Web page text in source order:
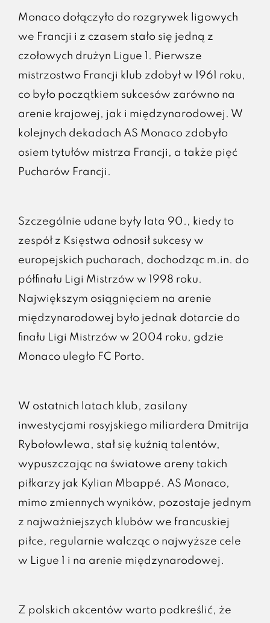
Monaco dołączyło do rozgrywek ligowych
we Francji i z czasem stało się jedną z
czołowych drużyn Ligue 1. Pierwsze
mistrzostwo Francji klub zdobył w 1961 roku,
co było początkiem sukcesów zarówno na
arenie krajowej, jak i międzynarodowej. W
kolejnych dekadach AS Monaco zdobyło
osiem tytułów mistrza Francji, a także pięć
Pucharów Francji.
Szczególnie udane były lata 90., kiedy to
zespół z Księstwa odnosił sukcesy w
europejskich pucharach, dochodząc m.in. do
półfinału Ligi Mistrzów w 1998 roku.
Największym osiągnięciem na arenie
międzynarodowej było jednak dotarcie do
finału Ligi Mistrzów w 2004 roku, gdzie
Monaco uległo FC Porto.
W ostatnich latach klub, zasilany
inwestycjami rosyjskiego miliardera Dmitrija
Rybołowlewa, stał się kuźnią talentów,
wypuszczając na światowe areny takich
piłkarzy jak Kylian Mbappé. AS Monaco,
mimo zmiennych wyników, pozostaje jednym
z najważniejszych klubów we francuskiej
piłce, regularnie walcząc o najwyższe cele
w Ligue 1 i na arenie międzynarodowej.
Z polskich akcentów warto podkreślić, że